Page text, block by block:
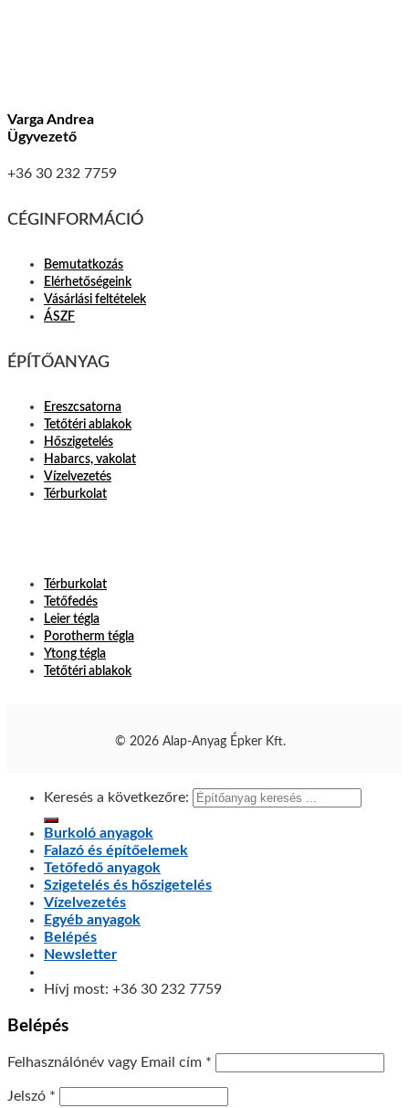
Varga Andrea
Ügyvezető
+36 30 232 7759
CÉGINFORMÁCIÓ
Bemutatkozás
Elérhetőségeink
Vásárlási feltételek
ÁSZF
ÉPÍTŐANYAG
Ereszcsatorna
Tetőtéri ablakok
Hőszigetelés
Habarcs, vakolat
Vízelvezetés
Térburkolat
Térburkolat
Tetőfedés
Leier tégla
Porotherm tégla
Ytong tégla
Tetőtéri ablakok
© 2026 Alap-Anyag Épker Kft.
Keresés a következőre:
Burkoló anyagok
Falazó és építőelemek
Tetőfedő anyagok
Szigetelés és hőszigetelés
Vízelvezetés
Egyéb anyagok
Belépés
Newsletter
Hívj most: +36 30 232 7759
Belépés
Felhasználónév vagy Email cím *
Jelszó *